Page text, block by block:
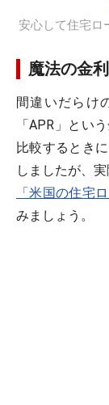
安心して住宅ロ
魔法の金
間違いだらけ
「APR」とい
比較するとき
しましたが、
「米国の住宅
みましょう。